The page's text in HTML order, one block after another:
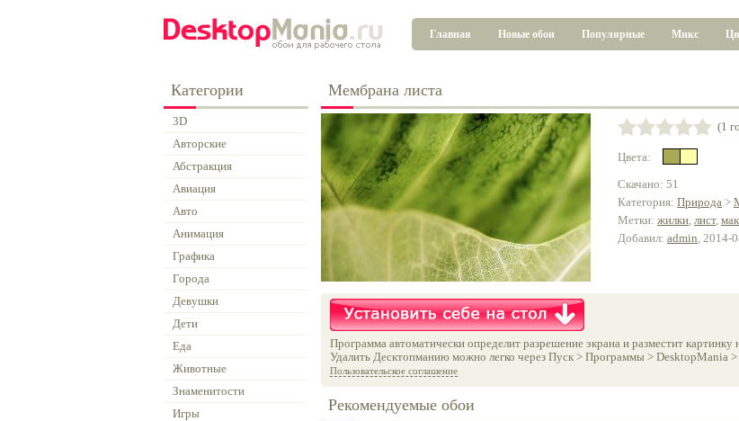
Главная Новые обои Популярные Микс
Категории
3D
Авторские
Абстракция
Авиация
Авто
Анимация
Графика
Города
Девушки
Дети
Еда
Животные
Знаменитости
Игры
Мембрана листа
(1
Цвета:
Скачано: 51
Категория: Природа >
Метки: жилки, лист,
Добавил: admin, 2014-
Программа автоматически определит разрешение экрана и разместит картинку
Удалить Десктопманию можно легко через Пуск > Программы > DesktopMania
Пользовательское соглашение
Рекомендуемые обои